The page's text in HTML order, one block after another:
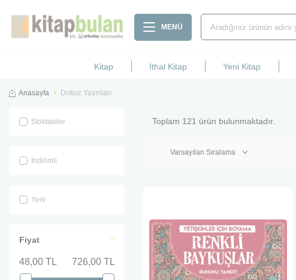
MENÜ
Kitap İthal Kitap Yeni Kitap
Anasayfa Dokuz Yayınları
Stoktakiler
İndirimli
Yeni
Fiyat
48,00 TL 726,00 TL
Toplam 121 ürün bulunmaktadır.